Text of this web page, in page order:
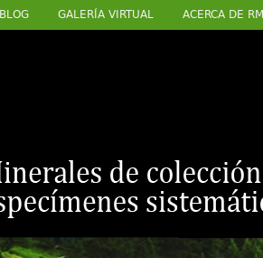
BLOG GALERÍA VIRTUAL ACERCA DE RM